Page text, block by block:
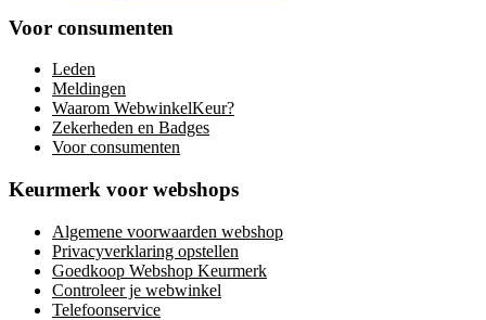
Voor consumenten
Leden
Meldingen
Waarom WebwinkelKeur?
Zekerheden en Badges
Voor consumenten
Keurmerk voor webshops
Algemene voorwaarden webshop
Privacyverklaring opstellen
Goedkoop Webshop Keurmerk
Controleer je webwinkel
Telefoonservice